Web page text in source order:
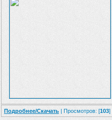
Подробнее/Скачать | Просмотров: [103]